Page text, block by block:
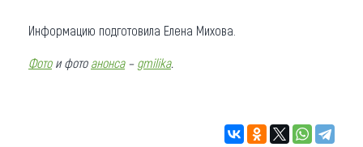
Информацию подготовила Елена Михова.
Фотои фото анонса – gmilika.